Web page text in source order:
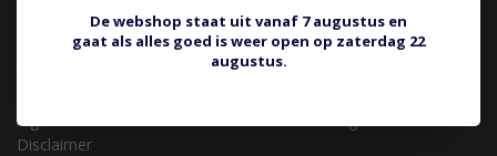
KLANTENSERVICE
Retourneren of aankoop
Algemene voorwaarden
Disclaimer
CONTACT
Rick Donkers Auto Electrics
Binnenveld 9 (geen
De webshop staat uit vanaf 7 augustus en
gaat als alles goed is weer open op zaterdag 22
augustus.